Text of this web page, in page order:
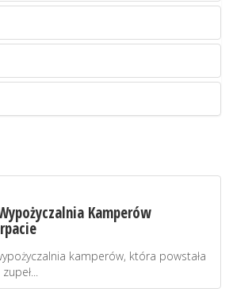
Kamperów
kamperów, która powstała